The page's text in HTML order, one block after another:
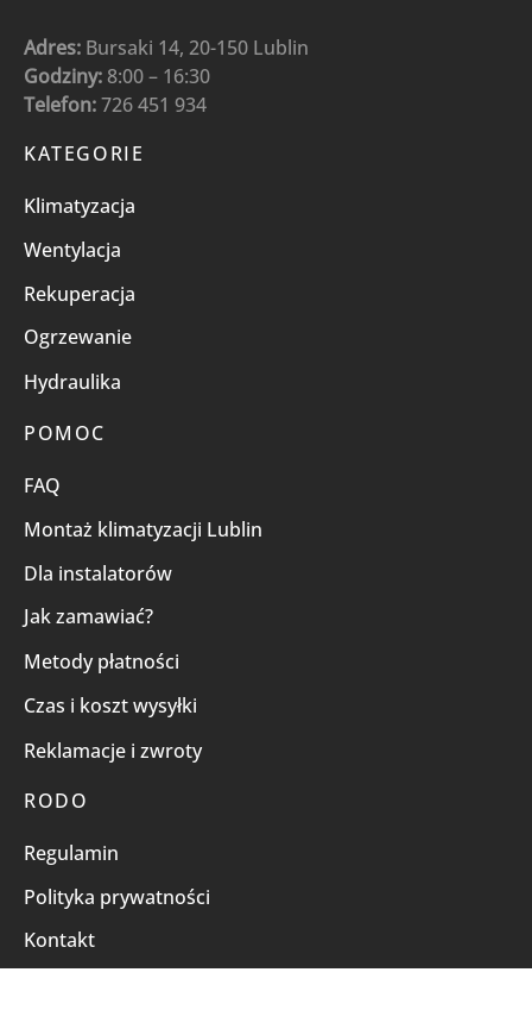
Adres: Bursaki 14, 20-150 Lublin
Godziny: 8:00 – 16:30
Telefon:726 451 934
KATEGORIE
Klimatyzacja
Wentylacja
Rekuperacja
Ogrzewanie
Hydraulika
POMOC
FAQ
Montaż klimatyzacji Lublin
Dla instalatorów
Jak zamawiać?
Metody płatności
Czas i koszt wysyłki
Reklamacje i zwroty
RODO
Regulamin
Polityka prywatności
Kontakt